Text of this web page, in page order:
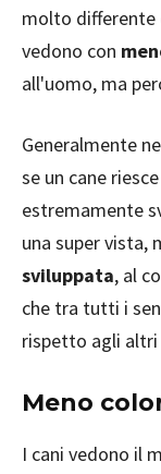
molto differente
vedono con
all'uomo, ma
Generalmente
se un cane
estremamente
una super vista,
sviluppata, al
che tra tutti i
rispetto agli altri
Meno
I cani vedono il